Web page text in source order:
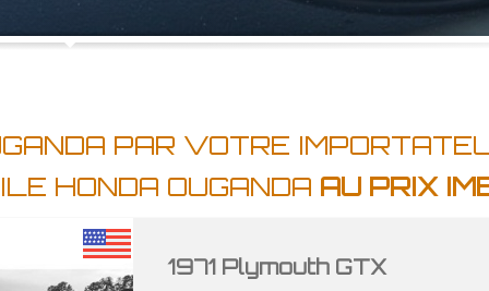
PAR VOTRE
HONDA OUGANDA AU PRIX
1971 Plymouth GTX